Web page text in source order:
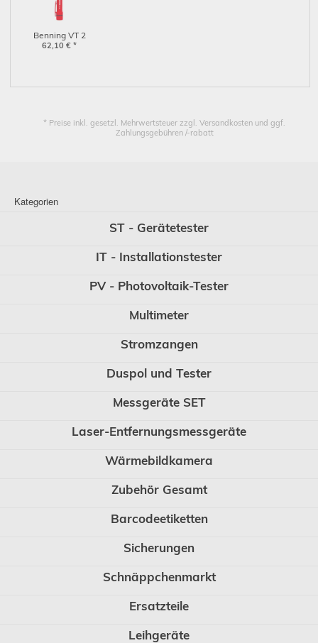
Benning VT 2
berührungsloser
62,10 € *
* Preise inkl. gesetzl. Mehrwertsteuer zzgl. Versandkosten und ggf.
Zahlungsgebühren /-rabatt
Kategorien
ST - Gerätetester
IT - Installationstester
PV - Photovoltaik-Tester
Multimeter
Stromzangen
Duspol und Tester
Messgeräte SET
Laser-Entfernungsmessgeräte
Wärmebildkamera
Zubehör Gesamt
Barcodeetiketten
Sicherungen
Schnäppchenmarkt
Ersatzteile
Leihgeräte